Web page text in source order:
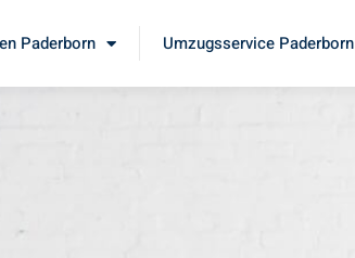
Paderborn Umzugsservice Paderborn